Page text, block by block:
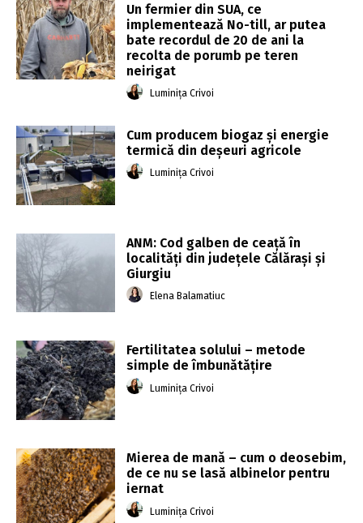
Un fermier din SUA, ce
implementează No-till, ar putea
bate recordul de 20 de ani la
recolta de porumb pe teren
neirigat
Luminița Crivoi
Cum producem biogaz și energie
termică din deșeuri agricole
Luminița Crivoi
ANM: Cod galben de ceaţă în
localităţi din judeţele Călăraşi şi
Giurgiu
Elena Balamatiuc
Fertilitatea solului – metode
simple de îmbunătățire
Luminița Crivoi
Mierea de mană – cum o deosebim,
de ce nu se lasă albinelor pentru
iernat
Luminița Crivoi